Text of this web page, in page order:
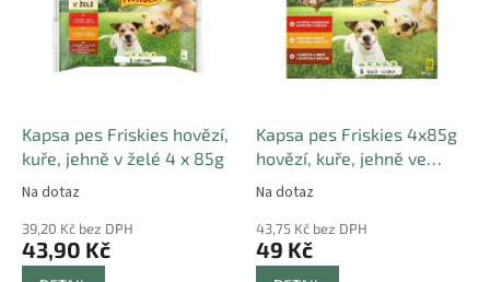
Kapsa pes Friskies hovězí,
kuře, jehně v želé 4 x 85g
Na dotaz
39,20 Kč bez DPH
43,90 Kč
Kapsa pes Friskies 4x85g
hovězí, kuře, jehně ve
šťávě
Na dotaz
43,75 Kč bez DPH
49 Kč